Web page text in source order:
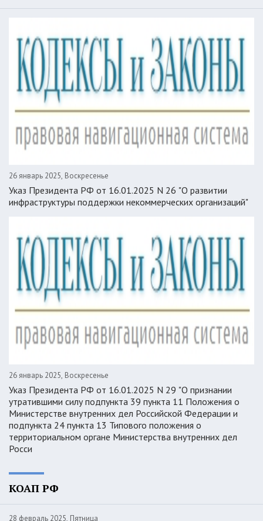
26 январь 2025, Воскресенье
Указ Президента РФ от 16.01.2025 N 26 "О развитии
инфраструктуры поддержки некоммерческих организаций"
26 январь 2025, Воскресенье
Указ Президента РФ от 16.01.2025 N 29 "О признании
утратившими силу подпункта 39 пункта 11 Положения о
Министерстве внутренних дел Российской Федерации и
подпункта 24 пункта 13 Типового положения о
территориальном органе Министерства внутренних дел
Росси
КОАП РФ
28 февраль 2025, Пятница